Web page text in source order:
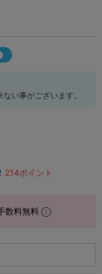
い事がございます。
214ポイント
数料無料